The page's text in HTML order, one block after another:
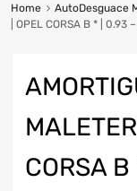
Home AutoDesguace
| OPEL CORSA B * |
CORSA